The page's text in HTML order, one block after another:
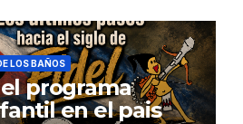
LOS BAÑOS
programa
en el pais